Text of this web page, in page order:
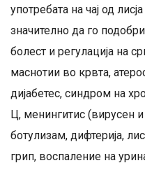
употребата на чај од
значително да го
болест и регулација на
маснотии во крвта,
дијабетес, синдром на
Ц, менингитис (вирусен
ботулизам, дифтерија,
грип, воспаление на